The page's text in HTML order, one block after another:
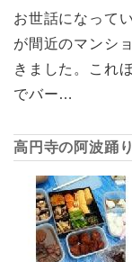
お世話になって
が間近のマンシ
きました。これ
でバー…
高円寺の阿波踊り